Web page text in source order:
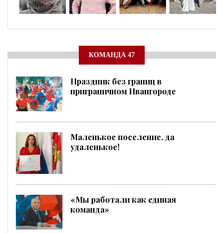
КОМАНДА 47
Праздник без границ в
приграничном Ивангороде
Маленькое поселение, да
удаленькое!
«Мы работали как единая
команда»